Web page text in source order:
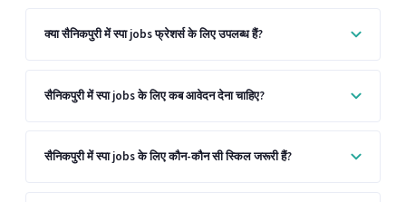
क्या सैनिकपुरी में स्पा jobs फ्रेशर्स के लिए उपलब्ध हैं?
सैनिकपुरी में स्पा jobs के लिए कब आवेदन देना चाहिए?
सैनिकपुरी में स्पा jobs के लिए कौन-कौन सी स्किल जरूरी हैं?